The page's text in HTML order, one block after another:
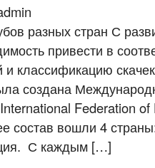
разных стран С
привести в
классификацию
создана
Federation
состав вошли 4
С каждым […]